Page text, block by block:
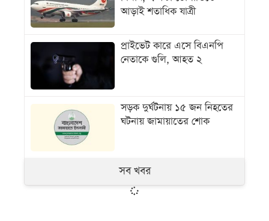
আড়াই শতাধিক যাত্রী
প্রাইভেট কারে এসে বিএনপি
নেতাকে গুলি, আহত ২
সড়ক দুর্ঘটনায় ১৫ জন নিহতের
ঘটনায় জামায়াতের শোক
সব খবর